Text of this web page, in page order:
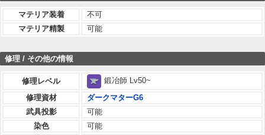
マテリア装着
不可
マテリア精製
可能
修理 / その他の情報
修理レベル
鍛冶師 Lv50~
修理資材
ダークマターG6
武具投影
可能
染色
可能